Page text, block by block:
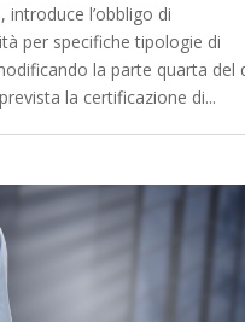
introduce l’obbligo di
per specifiche tipologie di
la parte quarta del
la certificazione di...